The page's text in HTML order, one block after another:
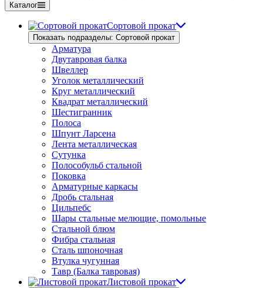
Каталог
Сортовой прокат
Показать подразделы: Сортовой прокат
Арматура
Двутавровая балка
Швеллер
Уголок металлический
Круг металлический
Квадрат металлический
Шестигранник
Полоса
Шпунт Ларсена
Лента металлическая
Сутунка
Полособульб стальной
Поковка
Арматурные каркасы
Дробь стальная
Цильпебс
Шары стальные мелющие, помольные
Стальной блюм
Фибра стальная
Сталь шпоночная
Втулка чугунная
Тавр (Балка тавровая)
Листовой прокат